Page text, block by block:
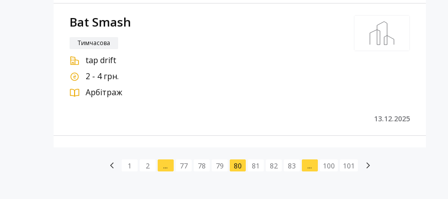
Bat Smash
Тимчасова
tap drift
2 - 4 грн.
Арбітраж
13.12.2025
1 2 ... 77 78 79 80 81 82 83 ... 100 101